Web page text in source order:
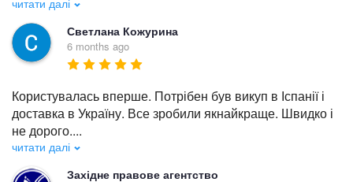
Светлана Кожурина
6 months ago
Користувалась вперше. Потрібен був викуп в Іспанії і
доставка в Україну. Все зробили якнайкраще. Швидко і
не дорого....
читати далі
Західне правове агентство